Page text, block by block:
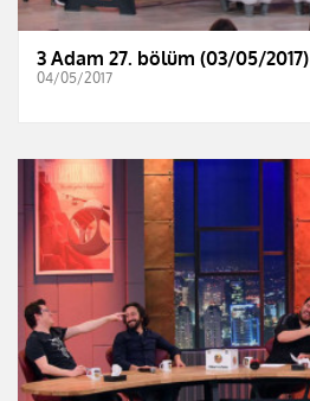
3 Adam 27. bölüm (03/05/2017)
04/05/2017